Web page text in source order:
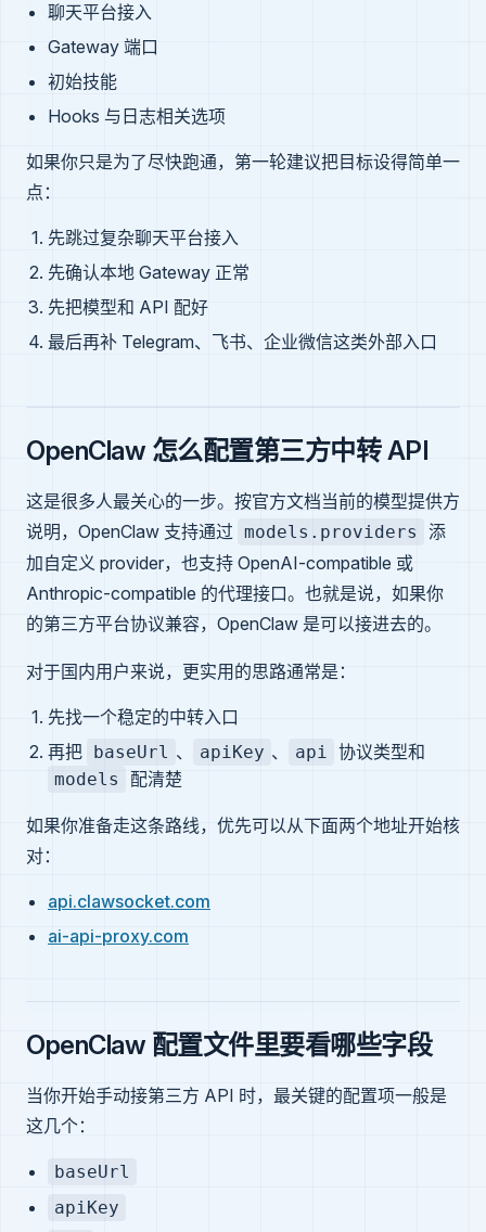
聊天平台接入
Gateway 端口
初始技能
Hooks 与日志相关选项
如果你只是为了尽快跑通，第一轮建议把目标设得简单一
点：
先跳过复杂聊天平台接入
先确认本地 Gateway 正常
先把模型和 API 配好
最后再补 Telegram、飞书、企业微信这类外部入口
OpenClaw 怎么配置第三方中转 API
这是很多人最关心的一步。按官方文档当前的模型提供方
说明，OpenClaw 支持通过 models.providers
添
加自定义 provider，也支持 OpenAI-compatible 或
Anthropic-compatible 的代理接口。也就是说，如果你
的第三方平台协议兼容，OpenClaw 是可以接进去的。
对于国内用户来说，更实用的思路通常是：
先找一个稳定的中转入口
再把 baseUrl 、 apiKey 、 api 协议类型和
models 配清楚
如果你准备走这条路线，优先可以从下面两个地址开始核
对：
api.clawsocket.com
ai-api-proxy.com
OpenClaw 配置文件里要看哪些字段
当你开始手动接第三方 API 时，最关键的配置项一般是
这几个：
baseUrl
apiKey